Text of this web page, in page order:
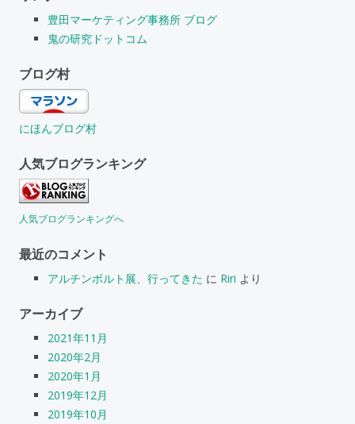
豊田マーケティング事務所 ブログ
鬼の研究ドットコム
ブログ村
にほんブログ村
人気ブログランキング
人気ブログランキングへ
最近のコメント
アルチンボルト展、行ってきた に Riri より
アーカイブ
2021年11月
2020年2月
2020年1月
2019年12月
2019年10月